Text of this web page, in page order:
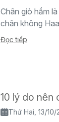
Chân giò hầm
chân không
Đọc tiếp
10 lý do nên
Thứ Hai, 13/10/